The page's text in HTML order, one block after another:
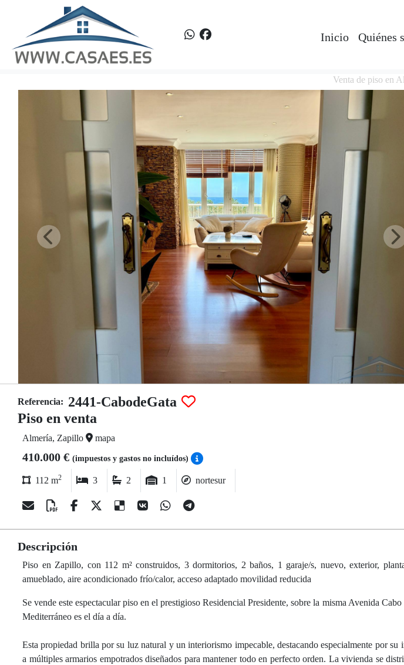
Inicio Quiénes
Venta de piso en
Referencia: 2441-CabodeGata
Piso en venta
Almería, Zapillo mapa
410.000 € (impuestos y gastos no incluídos)
112 m2 3 2 1 nortesur
Descripción
Piso en Zapillo, con 112 m² construidos, 3 dormitorios, 2 baños, 1 garaje/s, nuevo, exterior,
amueblado, aire acondicionado frío/calor, acceso adaptado movilidad reducida
Se vende este espectacular piso en el prestigioso Residencial Presidente, sobre la misma Avenida
Mediterráneo es el día a día.
Esta propiedad brilla por su luz natural y un interiorismo impecable, destacando especialmente por su
a múltiples armarios empotrados diseñados para mantener todo en perfecto orden. La vivienda se